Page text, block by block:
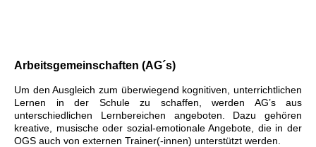
Arbeitsgemeinschaften (AG´s)
Um den Ausgleich zum überwiegend kognitiven, unterrichtlichen
Lernen in der Schule zu schaffen, werden AG’s aus
unterschiedlichen Lernbereichen angeboten. Dazu gehören
kreative, musische oder sozial-emotionale Angebote, die in der
OGS auch von externen Trainer(-innen) unterstützt werden.